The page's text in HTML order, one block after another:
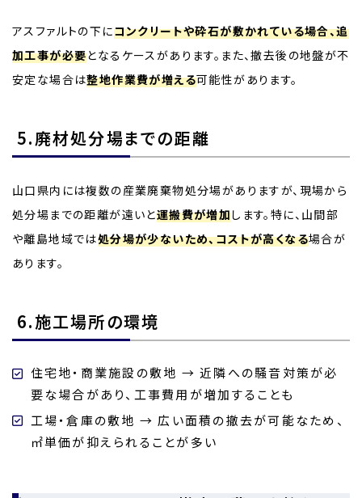
アスファルトの下にコンクリートや砕石が敷かれている場合、追
加工事が必要となるケースがあります。また、撤去後の地盤が不
安定な場合は整地作業費が増える可能性があります。
5.廃材処分場までの距離
山口県内には複数の産業廃棄物処分場がありますが、現場から
処分場までの距離が遠いと運搬費が増加します。特に、山間部
や離島地域では処分場が少ないため、コストが高くなる場合が
あります。
6.施工場所の環境
住宅地・商業施設の敷地 → 近隣への騒音対策が必
要な場合があり、工事費用が増加することも
工場・倉庫の敷地 → 広い面積の撤去が可能なため、
㎡単価が抑えられることが多い